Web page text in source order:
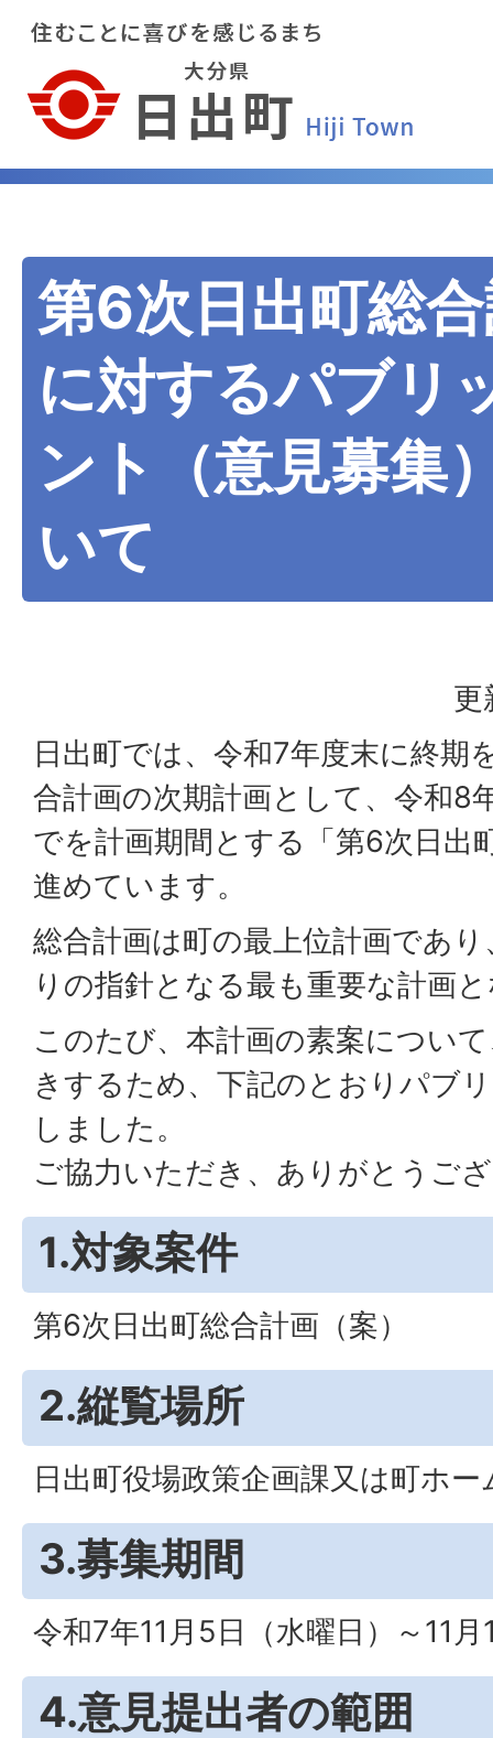
第6次日出町総
に対するパブリ
ント（意見募集
いて
更
日出町では、令和7年度末に終期
合計画の次期計画として、令和8
でを計画期間とする「第6次日出
進めています。
総合計画は町の最上位計画であ
りの指針となる最も重要な計画
このたび、本計画の素案につい
きするため、下記のとおりパブ
しました。
ご協力いただき、ありがとうご
1.対象案件
第6次日出町総合計画（案）
2.縦覧場所
日出町役場政策企画課又は町ホ
3.募集期間
令和7年11月5日（水曜日）～11
4.意見提出者の範囲